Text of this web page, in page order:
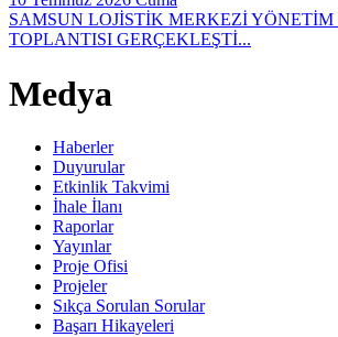
SAMSUN LOJİSTİK MERKEZİ
TOPLANTISI GERÇEKLEŞTİ...
Medya
Haberler
Duyurular
Etkinlik Takvimi
İhale İlanı
Raporlar
Yayınlar
Proje Ofisi
Projeler
Sıkça Sorulan Sorular
Başarı Hikayeleri